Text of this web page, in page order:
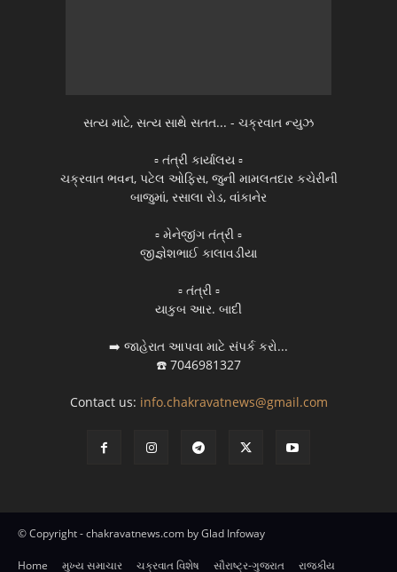
સત્ય માટે, સત્ય સાથે સતત... - ચક્રવાત ન્યુઝ
▫️ તંત્રી કાર્યાલય ▫️
ચક્રવાત ભવન, પટેલ ઓફિસ, જુની મામલતદાર કચેરીની
બાજુમાં, રસાલા રોડ, વાંકાનેર
▫️ મેનેજીંગ તંત્રી ▫️
જીજ્ઞેશભાઈ કાલાવડીયા
▫️ તંત્રી ▫️
યાકુબ આર. બાદી
➡️ જાહેરાત આપવા માટે સંપર્ક કરો...
☎️ 7046981327
Contact us: info.chakravatnews@gmail.com
© Copyright - chakravatnews.com by Glad Infoway
Home મુખ્ય સમાચાર ચક્રવાત વિશેષ સૌરાષ્ટ્ર-ગુજરાત રાજકીય